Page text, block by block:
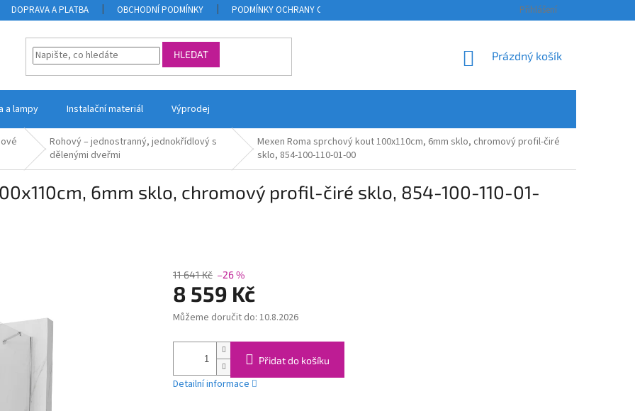
DOPRAVA A PLATBA OBCHODNÍ PODMÍNKY PODMÍNKY OCHRANY OSOBNÍCH ÚDAJŮ ODSTOUPENÍ OD SMLOUVY A
Přihlášení
HLEDAT
NÁKUPNÍ
Prázdný košík
a lampy Instalační materiál Výprodej
Rohový – jednostranný, jednokřídlový s
dělenými dveřmi
Mexen Roma sprchový kout 100x110cm, 6mm sklo, chromový profil-čiré
sklo, 854-100-110-01-00
6mm sklo, chromový profil-čiré sklo, 854-100-110-01-
11 641 Kč –26 %
8 559 Kč
Měrná
Můžeme doručit do: 10.8.2026
Přidat do košíku
Detailní informace